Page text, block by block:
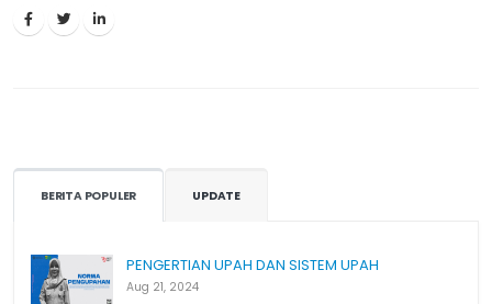
BERITA POPULER UPDATE
PENGERTIAN UPAH DAN SISTEM UPAH
Aug 21, 2024